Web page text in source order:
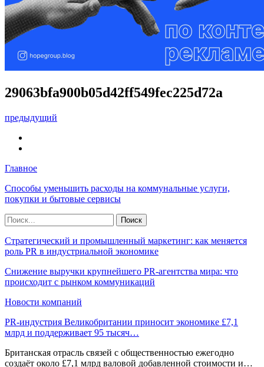
29063bfa900b05d42ff549fec225d72a
предыдущий
Главное
Способы уменьшить расходы на коммунальные услуги,
покупки и бытовые сервисы
Стратегический и промышленный маркетинг: как меняется
роль PR в индустриальной экономике
Снижение выручки крупнейшего PR-агентства мира: что
происходит с рынком коммуникаций
Новости компаний
PR-индустрия Великобритании приносит экономике £7,1
млрд и поддерживает 95 тысяч…
Британская отрасль связей с общественностью ежегодно
создаёт около £7,1 млрд валовой добавленной стоимости и…